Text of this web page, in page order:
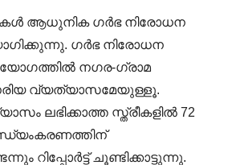
ആധുനിക ഗർഭ നിരോധന
ഗർഭ നിരോധന
നഗര-ഗ്രാമ
വ്യത്യാസമേയുള്ളൂ.
ലഭിക്കാത്ത സ്ത്രീകളിൽ 72
റിപ്പോർട്ട് ചൂണ്ടിക്കാട്ടുന്നു.